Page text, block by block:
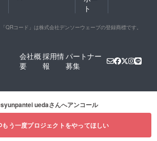
ト
「QRコード」は株式会社デンソーウェーブの登録商標です。
会社概
要
採用情
報
パートナー
募集
syunpantei uedaさんへアンコール
もう一度プロジェクトをやってほしい